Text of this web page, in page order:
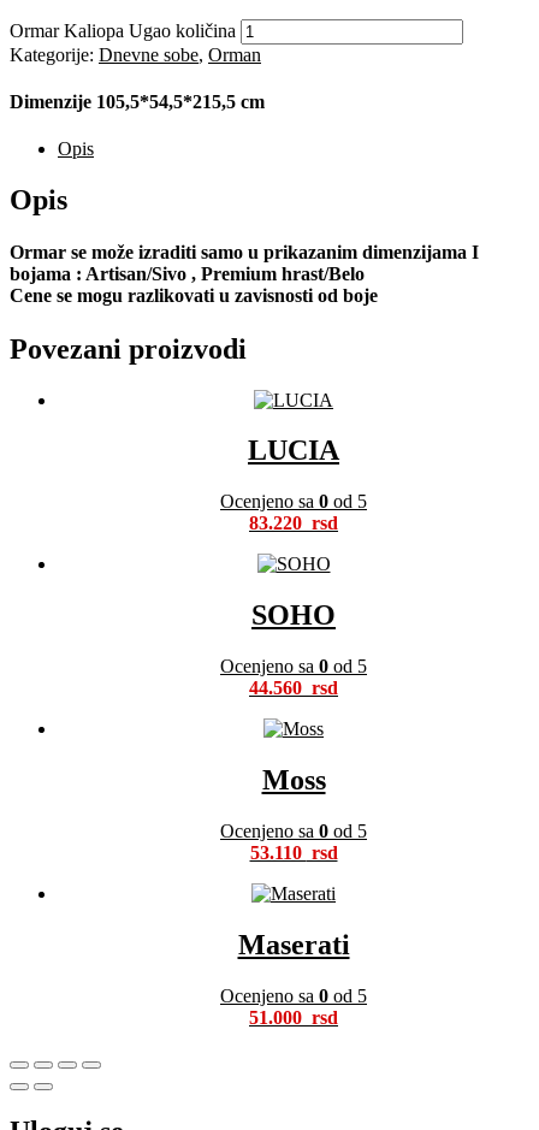
Ormar Kaliopa Ugao količina
Kategorije: Dnevne sobe, Orman
Dimenzije 105,5*54,5*215,5 cm
Opis
Opis
Ormar se može izraditi samo u prikazanim dimenzijama I
bojama : Artisan/Sivo , Premium hrast/Belo
Cene se mogu razlikovati u zavisnosti od boje
Povezani proizvodi
LUCIA
Ocenjeno sa 0 od 5
83.220
SOHO
Ocenjeno sa 0 od 5
44.560
Moss
Ocenjeno sa 0 od 5
53.110
Maserati
Ocenjeno sa 0 od 5
51.000